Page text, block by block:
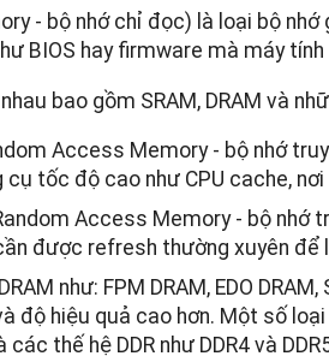
- bộ nhớ chỉ đọc) là loại bộ
BIOS hay firmware mà máy
bao gồm SRAM, DRAM và
Access Memory - bộ nhớ
tốc độ cao như CPU cache,
Access Memory - bộ nhớ
được refresh thường xuyên
như: FPM DRAM, EDO
độ hiệu quả cao hơn. Một số loại
các thế hệ DDR như DDR4 và